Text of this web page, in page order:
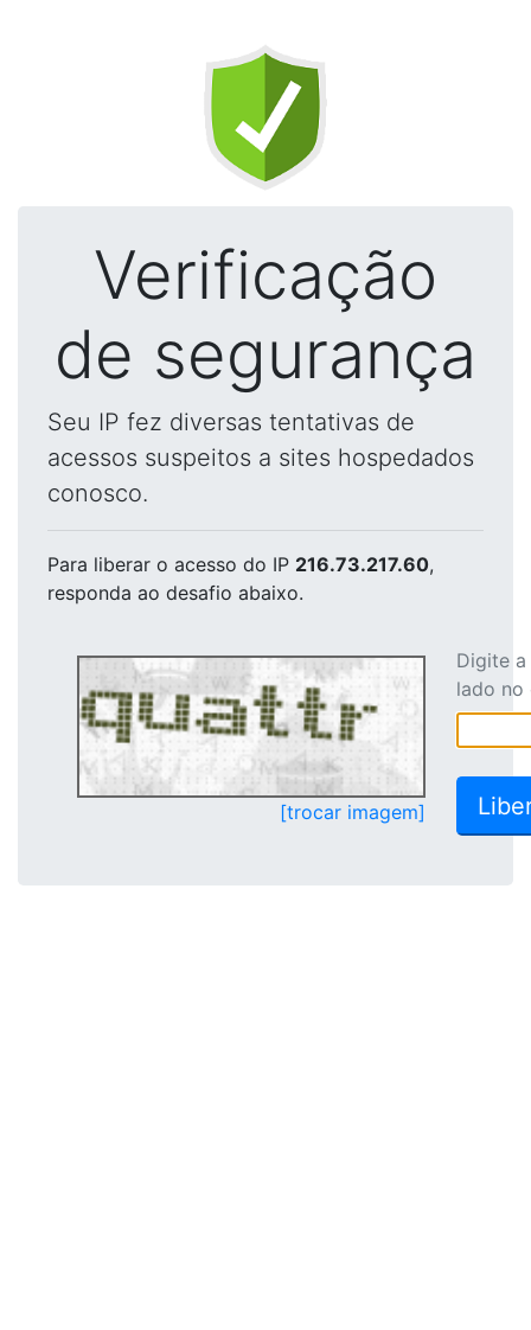
Verificação
de segurança
Seu IP fez diversas tentativas de
acessos suspeitos a sites hospedados
conosco.
Para liberar o acesso do IP 216.73.217.60,
responda ao desafio abaixo.
[trocar imagem]
Digite
lado no